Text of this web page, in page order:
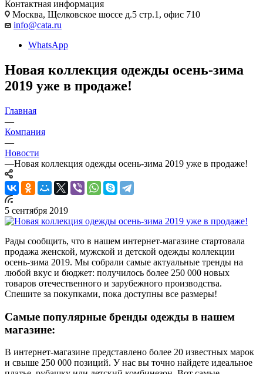
Контактная информация
Москва, Щелковское шоссе д.5 стр.1, офис 710
info@cata.ru
WhatsApp
Новая коллекция одежды осень-зима
2019 уже в продаже!
Главная
—
Компания
—
Новости
—Новая коллекция одежды осень-зима 2019 уже в продаже!
5 сентября 2019
Рады сообщить, что в нашем интернет-магазине стартовала
продажа женской, мужской и детской одежды коллекции
осень-зима 2019. Мы собрали самые актуальные тренды на
любой вкус и бюджет: получилось более 250 000 новых
товаров отечественного и зарубежного производства.
Спешите за покупками, пока доступны все размеры!
Самые популярные бренды одежды в нашем
магазине:
В интернет-магазине представлено более 20 известных марок
и свыше 250 000 позиций. У нас вы точно найдете идеальное